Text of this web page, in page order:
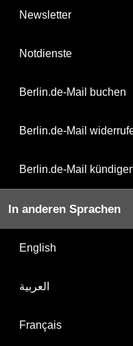
Newsletter
Notdienste
Berlin.de-Mail buchen
Berlin.de-Mail
Berlin.de-Mail
In anderen Sprachen
English
العربية
Français